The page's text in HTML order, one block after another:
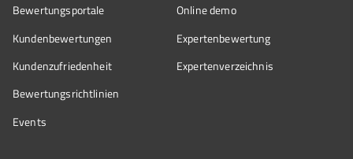
Bewertungsportale
Kundenbewertungen
Kundenzufriedenheit
Bewertungs­richtlinien
Events
Online demo
Expertenbewertung
Expertenverzeichnis